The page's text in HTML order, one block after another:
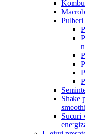
Pulberi
Shake
Sucuri